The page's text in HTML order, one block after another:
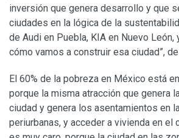
inversión que genera desarrollo y que
ciudades en la lógica de la
de Audi en Puebla, KIA en Nuevo León,
cómo vamos a construir esa ciudad”,
El 60% de la pobreza en México está
porque la misma atracción que genera
ciudad y genera los asentamientos en
periurbanas, y acceder a vivienda en el